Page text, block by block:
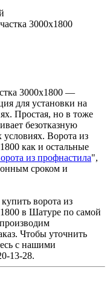
3000x1800 —
для установки на
Простая, но в тоже
безотказную
Ворота из
как и остальные
из профнастила",
сроком и
ворота из
в Шатуре по самой
Чтобы уточнить
с нашими
13-28.